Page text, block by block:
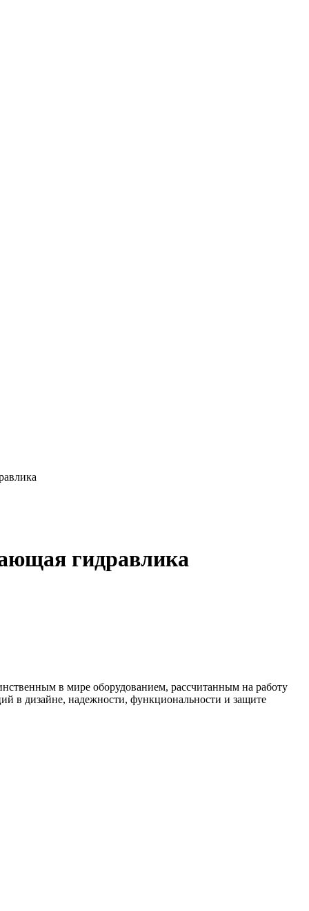
гидравлика
в мире оборудованием, рассчитанным на работу
в дизайне, надежности, функциональности и защите